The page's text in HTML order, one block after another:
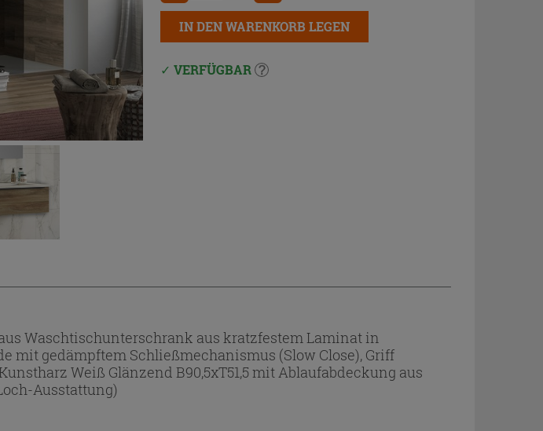
IN DEN WARENKORB LEGEN
VERFÜGBAR
Waschtischunterschrank aus kratzfestem Laminat in
mit gedämpftem Schließmechanismus (Slow Close), Griff
Weiß Glänzend B90,5xT51,5 mit Ablaufabdeckung aus
Ausstattung)